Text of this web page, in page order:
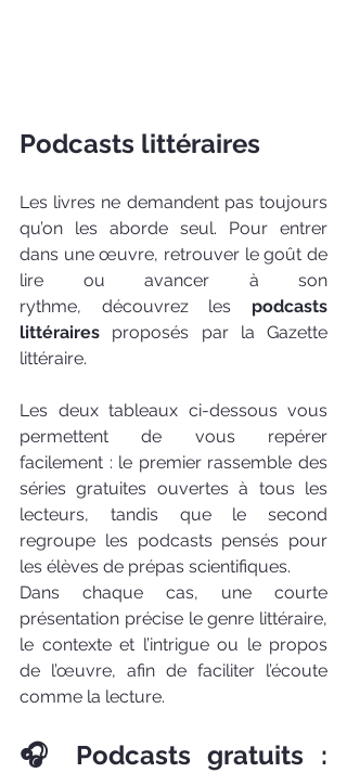
Podcasts littéraires
Les livres ne demandent pas toujours
qu’on les aborde seul. Pour entrer
dans une œuvre, retrouver le goût de
lire ou avancer à son
rythme, découvrez les podcasts
littéraires proposés par la Gazette
littéraire.
Les deux tableaux ci-dessous vous
permettent de vous repérer
facilement : le premier rassemble des
séries gratuites ouvertes à tous les
lecteurs, tandis que le second
regroupe les podcasts pensés pour
les élèves de prépas scientifiques.
Dans chaque cas, une courte
présentation précise le genre littéraire,
le contexte et l’intrigue ou le propos
de l’œuvre, afin de faciliter l’écoute
comme la lecture.
🎧 Podcasts gratuits :